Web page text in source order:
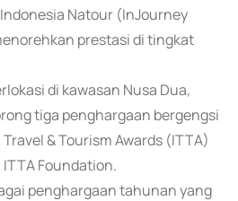
Natour (InJourney
prestasi di tingkat
di kawasan Nusa Dua,
tiga penghargaan bergengsi
& Tourism Awards (ITTA)
Foundation.
penghargaan tahunan yang